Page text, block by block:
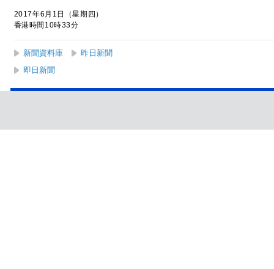
2017年6月1日（星期四）
香港時間10時33分
新聞資料庫
昨日新聞
即日新聞